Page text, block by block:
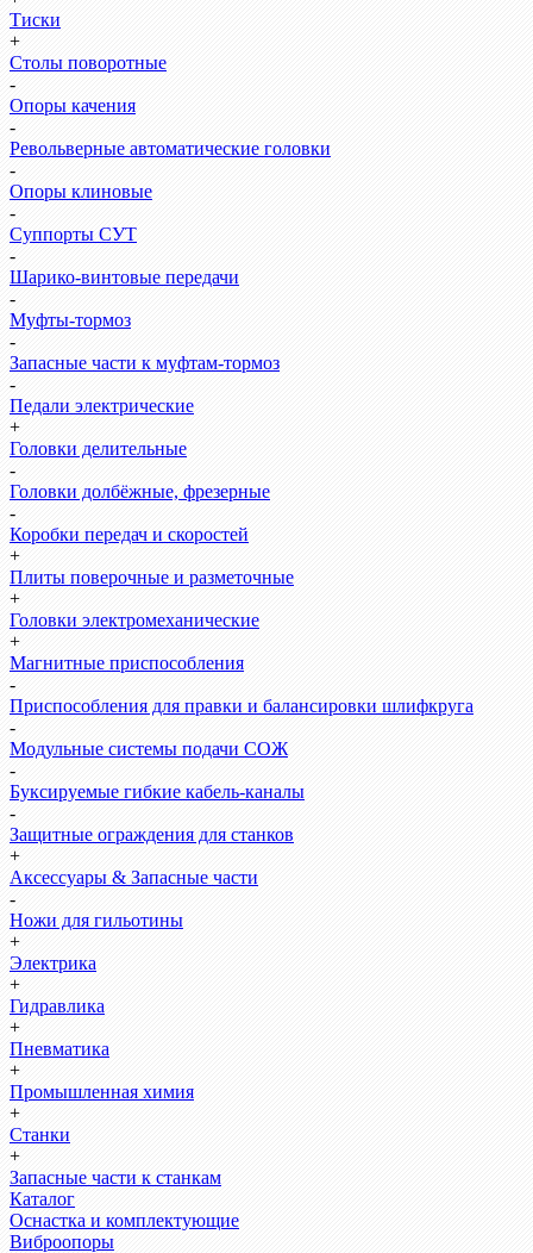
Тиски
+
Столы поворотные
-
Опоры качения
-
Револьверные автоматические головки
-
Опоры клиновые
-
Суппорты СУТ
-
Шарико-винтовые передачи
-
Муфты-тормоз
-
Запасные части к муфтам-тормоз
-
Педали электрические
+
Головки делительные
-
Головки долбёжные, фрезерные
-
Коробки передач и скоростей
+
Плиты поверочные и разметочные
+
Головки электромеханические
+
Магнитные приспособления
-
Приспособления для правки и балансировки шлифкруга
-
Модульные системы подачи СОЖ
-
Буксируемые гибкие кабель-каналы
-
Защитные ограждения для станков
+
Аксессуары & Запасные части
-
Ножи для гильотины
+
Электрика
+
Гидравлика
+
Пневматика
+
Промышленная химия
+
Станки
+
Запасные части к станкам
Каталог
Оснастка и комплектующие
Виброопоры